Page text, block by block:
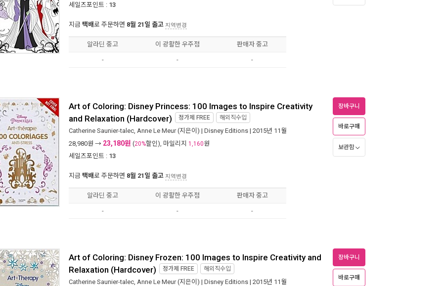
세일즈포인트 : 13
지금 택배로 주문하면 8월 21일 출고 지역변경
알라딘 중고 이 광활한 우주점 판매자 중고
- - -
Art of Coloring: Disney Princess: 100 Images to Inspire Creativity
and Relaxation (Hardcover) 정가제 FREE 해외직수입
Catherine Saunier-talec, Anne Le Meur(지은이) | Disney Editions | 2015년 11월
28,980원 → 23,180원 (20%할인), 마일리지 1,160원
세일즈포인트 : 13
지금 택배로 주문하면 8월 21일 출고 지역변경
장바구니
바로구매
보관함
알라딘 중고 이 광활한 우주점 판매자 중고
- - -
Art of Coloring: Disney Frozen: 100 Images to Inspire Creativity and
Relaxation (Hardcover) 정가제 FREE 해외직수입
Catherine Saunier-talec, Anne Le Meur(지은이) | Disney Editions | 2015년 11월
장바구니
바로구매